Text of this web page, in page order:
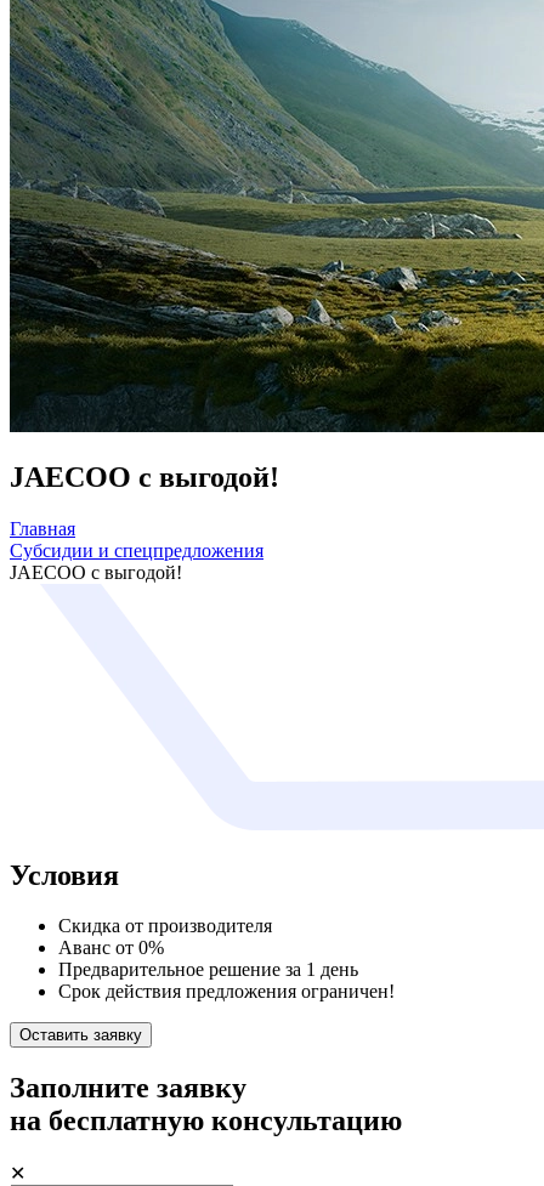
JAECOO с выгодой!
Главная
Субсидии и спецпредложения
JAECOO с выгодой!
Условия
Скидка от производителя
Аванс от 0%
Предварительное решение за 1 день
Срок действия предложения ограничен!
Оставить заявку
Заполните заявку
на бесплатную консультацию
✕